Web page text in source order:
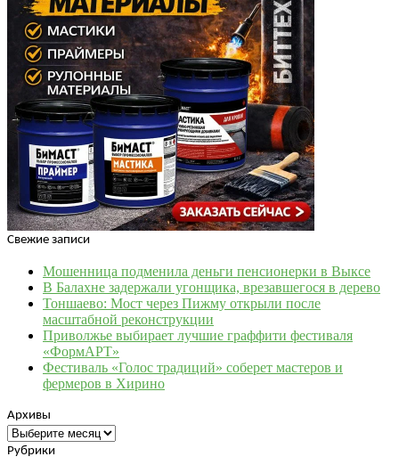
Свежие записи
Мошенница подменила деньги пенсионерки в Выксе
В Балахне задержали угонщика, врезавшегося в дерево
Тоншаево: Мост через Пижму открыли после
масштабной реконструкции
Приволжье выбирает лучшие граффити фестиваля
«ФормАРТ»
Фестиваль «Голос традиций» соберет мастеров и
фермеров в Хирино
Архивы
Архивы
Рубрики